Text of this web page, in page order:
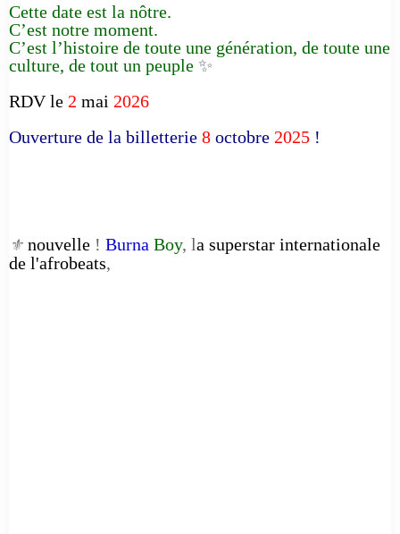
Cette date est la nôtre.
C’est notre moment.
C’est l’histoire de toute une génération, de toute une
culture, de tout un peuple ✨
RDV le 2 mai 2026
Ouverture de la billetterie 8 octobre 2025 !
⚜️ nouvelle ! Burna Boy, la superstar internationale
de l'afrobeats,